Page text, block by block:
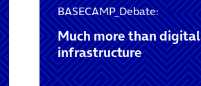
BASECAMP_Debate:
Much more than digital
infrastructure